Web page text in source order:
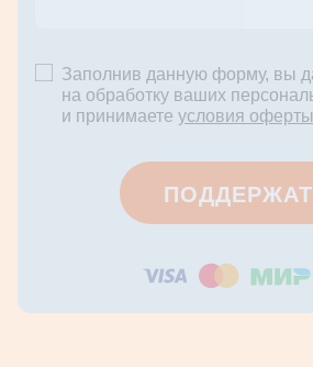
Заполнив данную форму, вы
на обработку ваших
и принимаете условия оферты